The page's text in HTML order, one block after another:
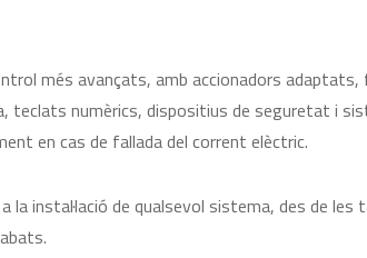
més avançats, amb accionadors adaptats,
teclats numèrics, dispositius de seguretat i
en cas de fallada del corrent elèctric.
la instal·lació de qualsevol sistema, des de les